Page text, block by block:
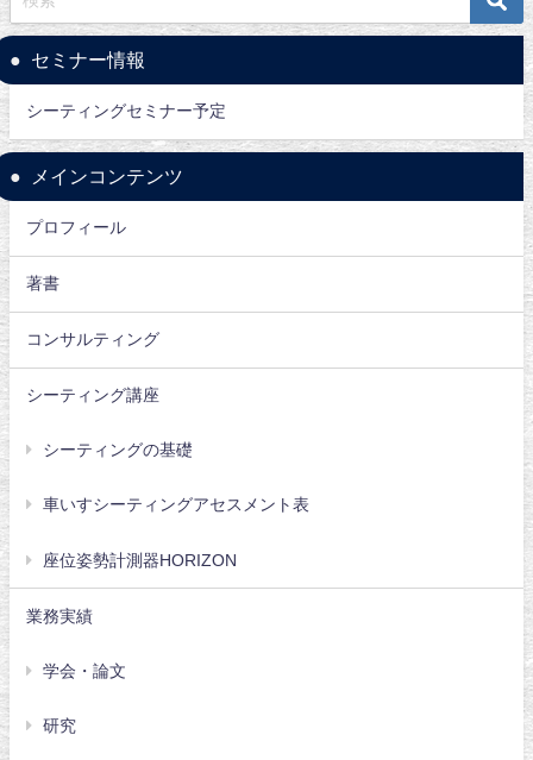
セミナー情報
シーティングセミナー予定
メインコンテンツ
プロフィール
著書
コンサルティング
シーティング講座
シーティングの基礎
車いすシーティングアセスメント表
座位姿勢計測器HORIZON
業務実績
学会・論文
研究